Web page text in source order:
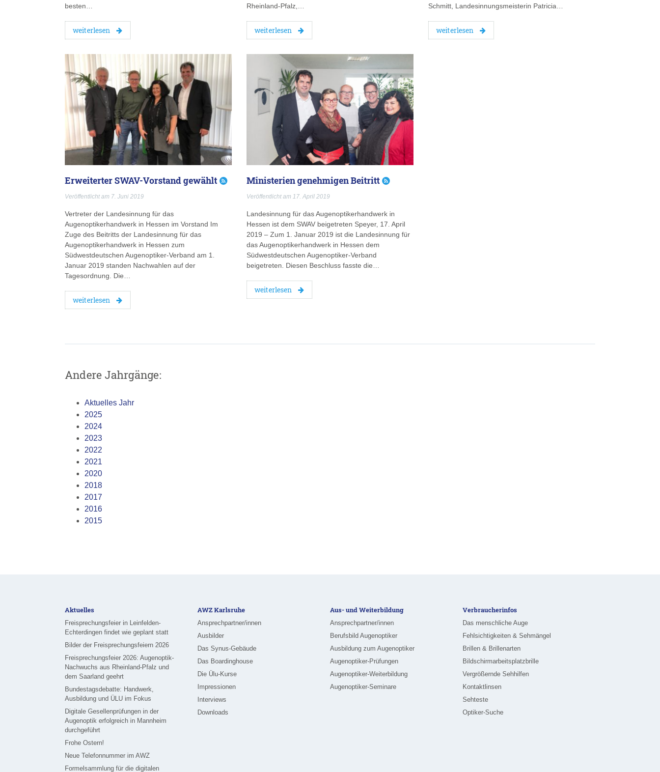
besten…
weiterlesen
Rheinland-Pfalz,…
weiterlesen
Schmitt, Landesinnungsmeisterin Patricia…
weiterlesen
Erweiterter SWAV-Vorstand gewählt
Veröffentlicht am 7. Juni 2019
Vertreter der Landesinnung für das
Augenoptikerhandwerk in Hessen im Vorstand Im
Zuge des Beitritts der Landesinnung für das
Augenoptikerhandwerk in Hessen zum
Südwestdeutschen Augenoptiker-Verband am 1.
Januar 2019 standen Nachwahlen auf der
Tagesordnung. Die…
weiterlesen
Ministerien genehmigen Beitritt
Veröffentlicht am 17. April 2019
Landesinnung für das Augenoptikerhandwerk in
Hessen ist dem SWAV beigetreten Speyer, 17. April
2019 – Zum 1. Januar 2019 ist die Landesinnung für
das Augenoptikerhandwerk in Hessen dem
Südwestdeutschen Augenoptiker-Verband
beigetreten. Diesen Beschluss fasste die…
weiterlesen
Andere Jahrgänge:
Aktuelles Jahr
2025
2024
2023
2022
2021
2020
2018
2017
2016
2015
Aktuelles
Freisprechungsfeier in Leinfelden-
Echterdingen findet wie geplant statt
Bilder der Freisprechungsfeiern 2026
Freisprechungsfeier 2026: Augenoptik-
Nachwuchs aus Rheinland-Pfalz und
dem Saarland geehrt
Bundestagsdebatte: Handwerk,
Ausbildung und ÜLU im Fokus
Digitale Gesellenprüfungen in der
Augenoptik erfolgreich in Mannheim
durchgeführt
Frohe Ostern!
Neue Telefonnummer im AWZ
Formelsammlung für die digitalen
AWZ Karlsruhe
Ansprechpartner/innen
Ausbilder
Das Synus-Gebäude
Das Boardinghouse
Die Ülu-Kurse
Impressionen
Interviews
Downloads
Aus- und Weiterbildung
Ansprechpartner/innen
Berufsbild Augenoptiker
Ausbildung zum Augenoptiker
Augenoptiker-Prüfungen
Augenoptiker-Weiterbildung
Augenoptiker-Seminare
Verbraucherinfos
Das menschliche Auge
Fehlsichtigkeiten & Sehmängel
Brillen & Brillenarten
Bildschirmarbeitsplatzbrille
Vergrößernde Sehhilfen
Kontaktlinsen
Sehteste
Optiker-Suche